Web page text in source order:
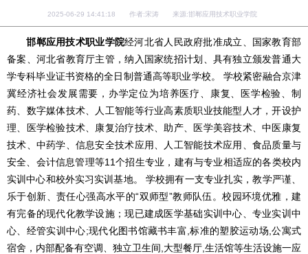
2025-06-29 14:41:18 作者:宋涛 来源:邯郸应用技术职业学院
邯郸应用技术职业学院经河北省人民政府批准成立、国家教育部
备案、河北省教育厅主管，纳入国家统招计划、具有独立颁发普通大
学专科毕业证书资格的全日制普通高等职业学校。 学校紧密融合京津
冀经济社会发展需要，办学定位为培养医疗、康复、医学检验、制
药、数字媒体技术、人工智能等行业高素质职业技能型人才，开设护
理、医学检验技术、康复治疗技术、助产、医学美容技术、中医康复
技术、中药学、信息安全技术应用、人工智能技术应用、食品质量与
安全、会计信息管理等11个招生专业，建有与专业相适应的各类校内
实训中心和校外实习实训基地。 学校拥有一支专业扎实，教学严谨、
乐于创新、责任心强高水平的“双师型”教师队伍。校园环境优雅，建
有完备的现代化教学设施；现已建成医学基础实训中心、专业实训中
心、经管实训中心;现代化图书馆藏书丰富,标准的塑胶运动场,公寓式
宿舍，内部配备有空调、独立卫生间,大型餐厅,生活馆等生活设施一应